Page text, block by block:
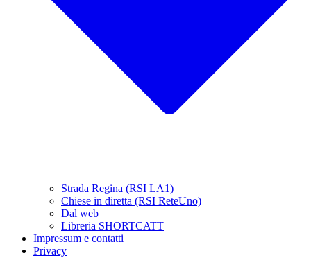
Strada Regina (RSI LA1)
Chiese in diretta (RSI ReteUno)
Dal web
Libreria SHORTCATT
Impressum e contatti
Privacy